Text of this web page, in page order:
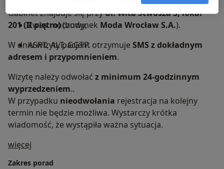
kwas moczowy,
ASPT, ALT, GGTP.
Gabinet znajduje się przyul. Wita Stwosza 3, lokal
201 (II piętro)(budynek Moda Wrocław S.A.).
W dniu wizyty pacjent otrzymuje SMS z dokładnym
adresem i przypomnieniem.
Wizytę należy odwołać z minimum 24-godzinnym
wyprzedzeniem..
W przypadku nieodwołania rejestracja na kolejny
termin nie będzie możliwa. Wystarczy krótka
wiadomość, że wystąpiła ważna sytuacja.
więcej
Zakres porad